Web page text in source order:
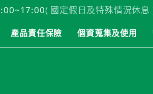
( 國定假日及特殊情況休息
產品責任保險 個資蒐集及使用